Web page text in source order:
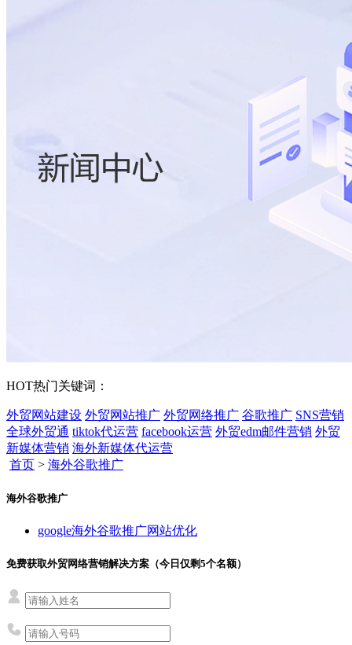
HOT热门关键词：
外贸网站建设 外贸网站推广 外贸网络推广 谷歌推广 SNS营销
全球外贸通 tiktok代运营 facebook运营 外贸edm邮件营销 外贸
新媒体营销 海外新媒体代运营
首页 > 海外谷歌推广
海外谷歌推广
google海外谷歌推广网站优化
免费获取外贸网络营销解决方案（今日仅剩5个名额）